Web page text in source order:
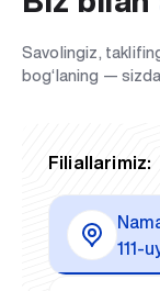
Savolingiz,
bog‘laning —
Filiallarimiz:
111-